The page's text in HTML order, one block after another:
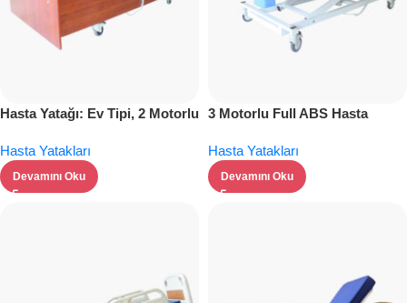
Hasta Yatağı: Ev Tipi, 2 Motorlu
Hasta Yatakları
Devamını Oku
3 Motorlu Full ABS Hasta
Hasta Yatakları
Devamını Oku